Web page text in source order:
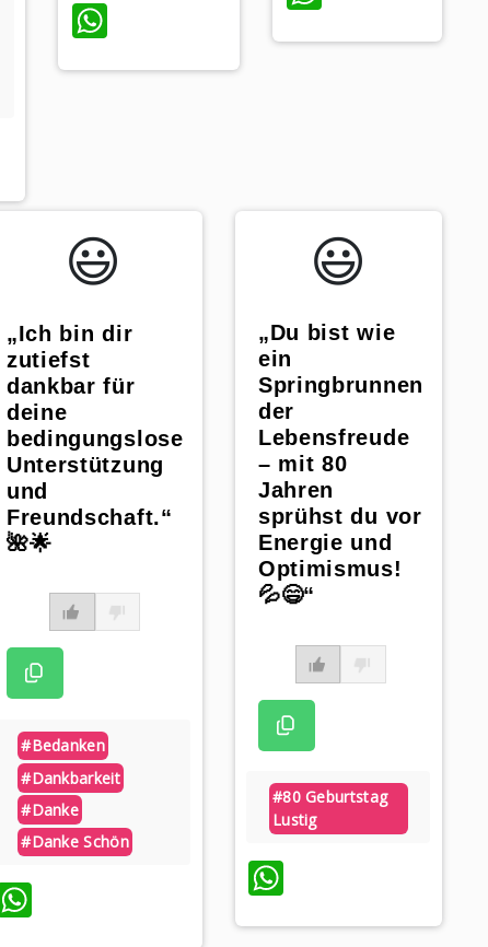
WhatsApp
😃️
„Ich bin dir
zutiefst
dankbar für
deine
bedingungslose
Unterstützung
und
Freundschaft.“
🌺🌟
#bedanken
#dankbarkeit
#danke
#danke Schön
😃️
„Du bist wie
ein
Springbrunnen
der
Lebensfreude
– mit 80
Jahren
sprühst du vor
Energie und
Optimismus!
💦😄“
#80 Geburtstag
Lustig